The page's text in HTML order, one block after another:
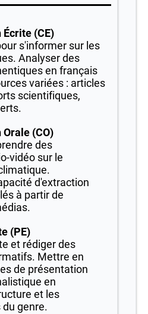
(CE)
s'informer sur les
Analyser des
en français
variées : articles
scientifiques,
(CO)
des
vidéo sur le
d'extraction
à partir de
(PE)
et rédiger des
Mettre en
de présentation
en
et les
genre.